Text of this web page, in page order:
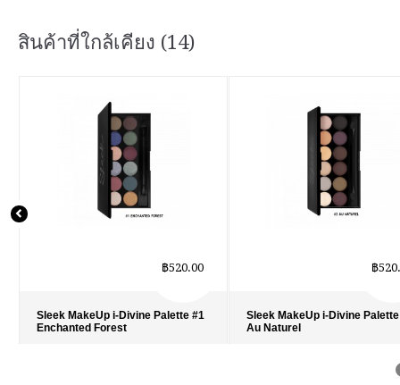
สินค้าที่ใกล้เคียง (14)
Sleek MakeUp i-Divine Palette #1
Enchanted Forest
฿520.00
Sleek MakeUp i-Divine
Au Naturel
฿